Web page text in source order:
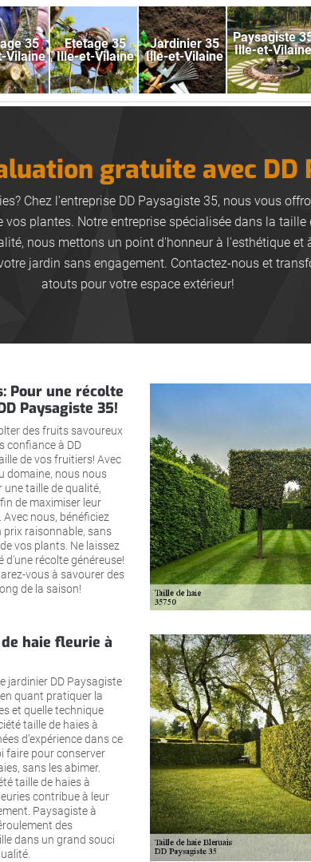
35
Vilaine
Etetage 35
Ille-et-Vilaine
Jardinier 35
Ille-et-Vilaine
Paysagiste
Ille-et-Vilaine
gratuite avec DD
Chez l'entreprise DD Paysagiste 35, nous vous
plantes. Notre entreprise spécialisée dans la
nous mettons un point d'honneur à l'esthétique et
jardin sans engagement. Contactez-nous et
atouts pour votre espace extérieur!
Pour une récolte
Paysagiste 35!
des fruits savoureux
confiance à DD
de vos fruitiers! Avec
domaine, nous nous
taille de qualité,
de maximiser leur
nous, bénéficiez
prix raisonnable, sans
vos plants. Ne laissez
récolte généreuse!
vous à savourer des
de la saison!
haie fleurie à
jardinier DD Paysagiste
quant pratiquer la
et quelle technique
taille de haies à
d’expérience dans ce
faire pour conserver
sans les abimer.
taille de haies à
contribue à leur
Paysagiste à
des
dans un grand souci